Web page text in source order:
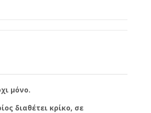
μόνο.
διαθέτει κρίκο, σε